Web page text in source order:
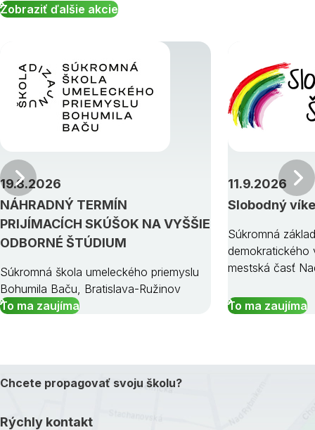
Zobraziť ďalšie akcie
NÁHRADNÝ TERMÍN
PRIJÍMACÍCH SKÚŠOK NA VYŠŠIE
ODBORNÉ ŠTÚDIUM
19.8.2026
Súkromná škola umeleckého priemyslu
Bohumila Baču, Bratislava-Ružinov
To ma zaujíma
Slobodný
11.9.2026
Súkromná
demokratického
mestská časť
To ma zaujíma
Predchádzajúci
Chcete propagovať svoju školu?
Rýchly kontakt